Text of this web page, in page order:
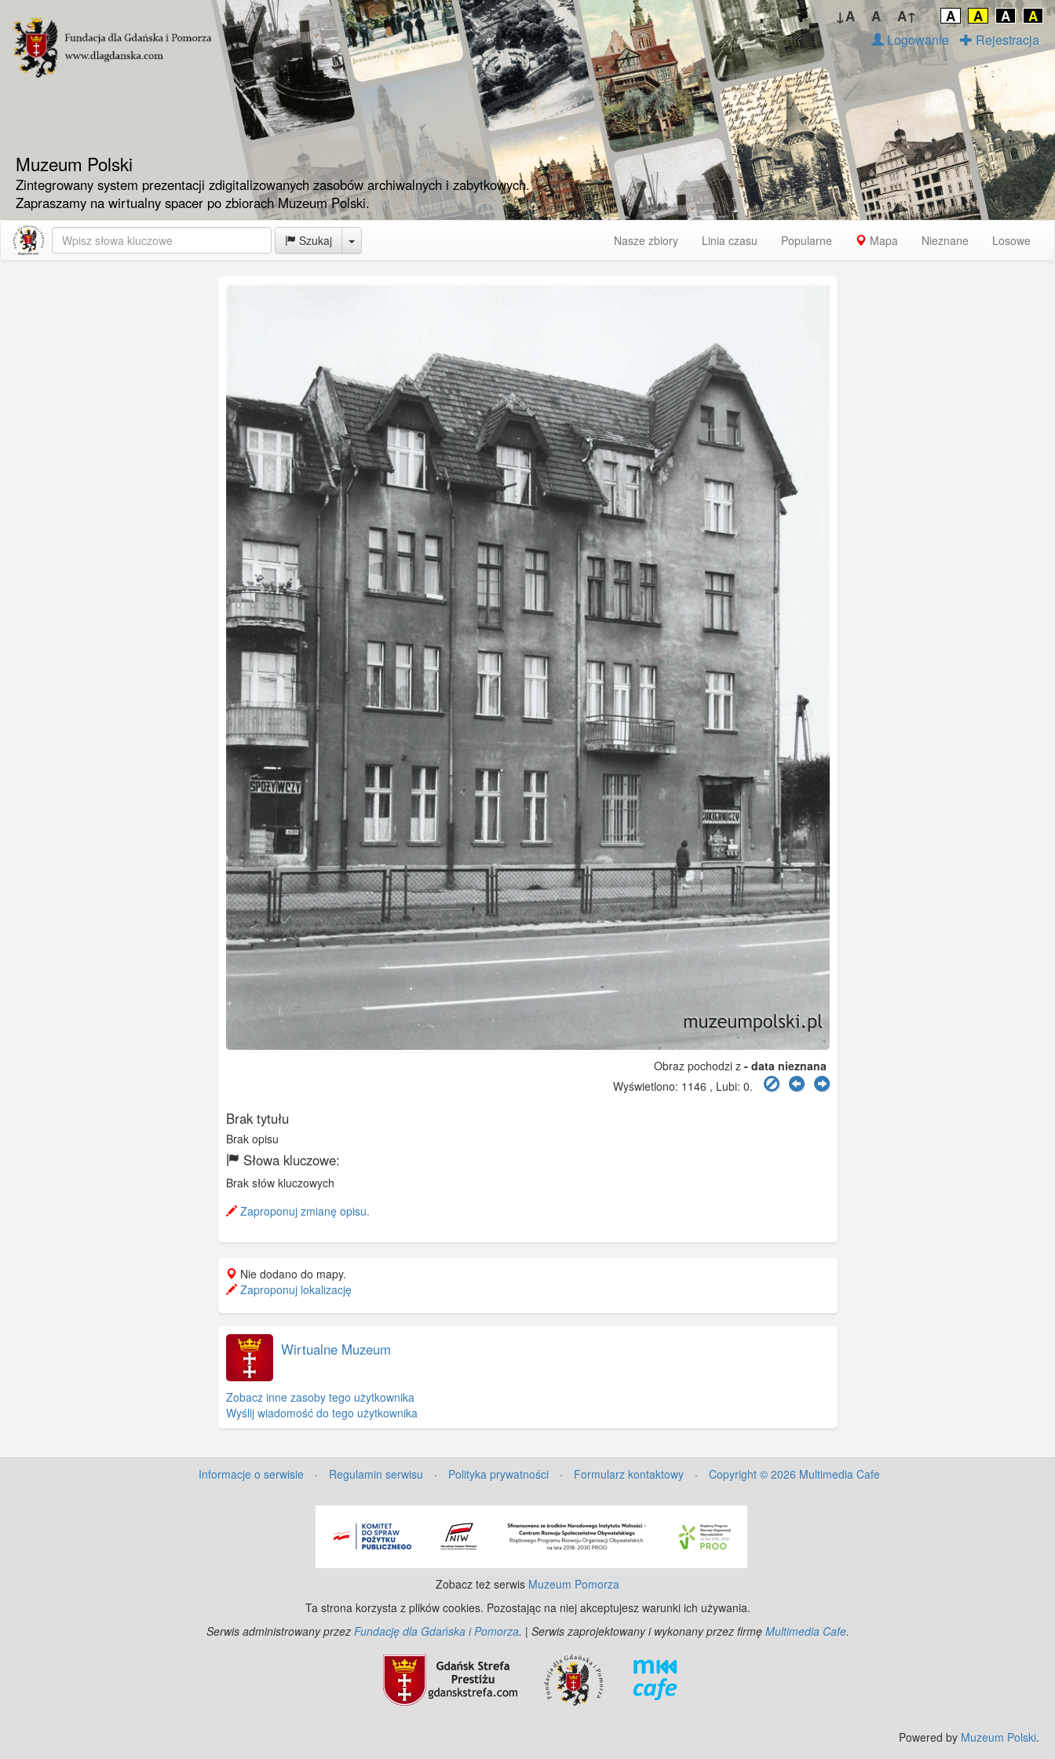
Muzeum Polski
Zintegrowany system prezentacji zdigitalizowanych zasobów archiwalnych i zabytkowych.
Zapraszamy na wirtualny spacer po zbiorach Muzeum Polski.
↓A A A↑ A A A A
Logowanie Rejestracja
Szukaj Toggle Dropdown Nasze zbiory Linia czasu Popularne Mapa Nieznane Losowe
Obraz pochodzi z - data nieznana
Wyświetlono: 1146 , Lubi: 0.
Brak tytułu
Brak opisu
Słowa kluczowe:
Brak słów kluczowych
Zaproponuj zmianę opisu.
Nie dodano do mapy.
Zaproponuj lokalizację
Wirtualne Muzeum
Zobacz inne zasoby tego użytkownika
Wyślij wiadomość do tego użytkownika
Informacje o serwisie · Regulamin serwisu · Polityka prywatności · Formularz kontaktowy · Copyright © 2026 Multimedia Cafe
Zobacz też serwis Muzeum Pomorza
Ta strona korzysta z plików cookies. Pozostając na niej akceptujesz warunki ich używania.
Serwis administrowany przez Fundację dla Gdańska i Pomorza. | Serwis zaprojektowany i wykonany przez firmę Multimedia Cafe.
Powered by Muzeum Polski.